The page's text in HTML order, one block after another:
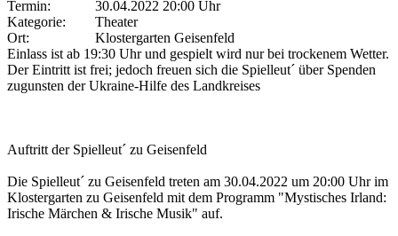
Termin:
30.04.2022 20:00 Uhr
Kategorie:
Theater
Ort:
Klostergarten Geisenfeld
Einlass ist ab 19:30 Uhr und gespielt wird nur bei trockenem Wetter.
Der Eintritt ist frei; jedoch freuen sich die Spielleut´ über Spenden
zugunsten der Ukraine-Hilfe des Landkreises
Auftritt der Spielleut´ zu Geisenfeld
Die Spielleut´ zu Geisenfeld treten am 30.04.2022 um 20:00 Uhr im
Klostergarten zu Geisenfeld mit dem Programm "Mystisches Irland:
Irische Märchen & Irische Musik" auf.